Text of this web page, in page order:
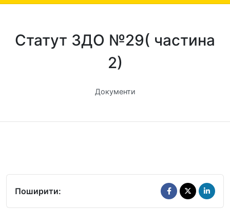
Статут ЗДО №29( частина
2)
Документи
Поширити: